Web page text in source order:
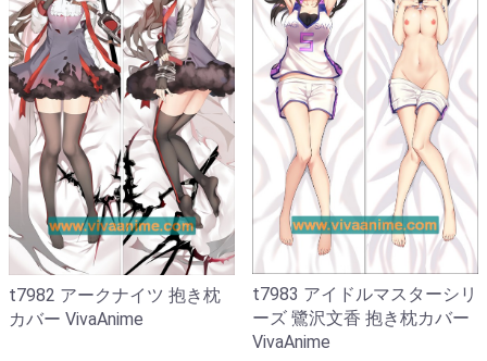
t7982 アークナイツ 抱き枕
カバー VivaAnime
t7983 アイドルマスターシリ
ーズ 鷺沢文香 抱き枕カバー
VivaAnime